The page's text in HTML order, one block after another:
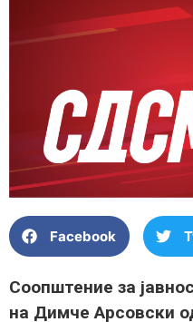
Facebook
Соопштение за
на Димче Арсовски